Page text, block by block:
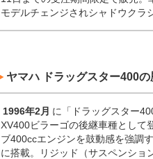
モデルチェンジされシャドウクラ
ヤマハ ドラッグスター400の
1996年2月 に「ドラッグスター
XV400ビラーゴの後継車種として
ブ400ccエンジンを鼓動感を強調
に搭載。リジッド（サスペンショ